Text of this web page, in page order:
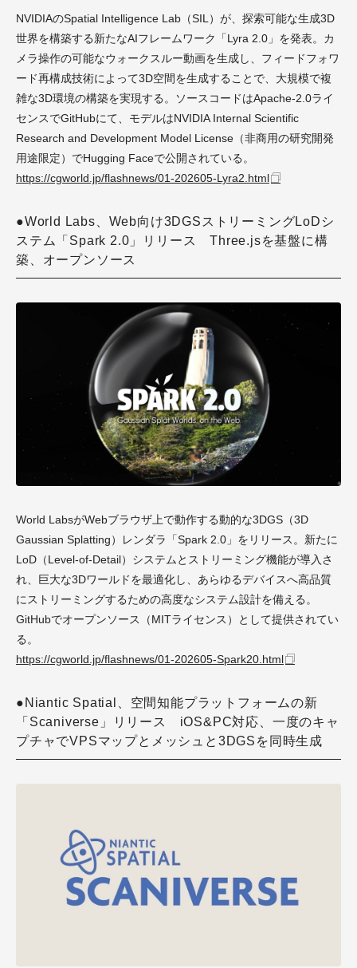
NVIDIAのSpatial Intelligence Lab（SIL）が、探索可能な生成3D
世界を構築する新たなAIフレームワーク「Lyra 2.0」を発表。カ
メラ操作の可能なウォークスルー動画を生成し、フィードフォワ
ード再構成技術によって3D空間を生成することで、大規模で複
雑な3D環境の構築を実現する。ソースコードはApache-2.0ライ
センスでGitHubにて、モデルはNVIDIA Internal Scientific
Research and Development Model License（非商用の研究開発
用途限定）でHugging Faceで公開されている。
https://cgworld.jp/flashnews/01-202605-Lyra2.html
●World Labs、Web向け3DGSストリーミングLoDシ
ステム「Spark 2.0」リリース Three.jsを基盤に構
築、オープンソース
World LabsがWebブラウザ上で動作する動的な3DGS（3D
Gaussian Splatting）レンダラ「Spark 2.0」をリリース。新たに
LoD（Level-of-Detail）システムとストリーミング機能が導入さ
れ、巨大な3Dワールドを最適化し、あらゆるデバイスへ高品質
にストリーミングするための高度なシステム設計を備える。
GitHubでオープンソース（MITライセンス）として提供されてい
る。
https://cgworld.jp/flashnews/01-202605-Spark20.html
●Niantic Spatial、空間知能プラットフォームの新
「Scaniverse」リリース iOS&PC対応、一度のキャ
プチャでVPSマップとメッシュと3DGSを同時生成